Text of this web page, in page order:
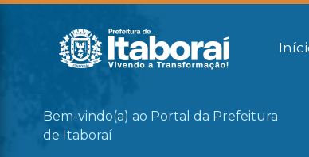
Bem-vindo(a) ao Portal da Prefeitura
de Itaboraí